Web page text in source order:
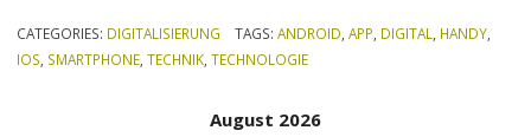
CATEGORIES: DIGITALISIERUNG TAGS: ANDROID APP DIGITAL HANDY,
IOS SMARTPHONE ,TECHNIK ,TECHNOLOGIE
August 2026